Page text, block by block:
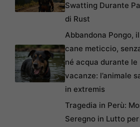
Swatting Durante
di Rust
Abbandona Pongo,
cane meticcio,
né acqua durante le
vacanze: l’animale
in extremis
Tragedia in Perù:
Seregno in Lutto